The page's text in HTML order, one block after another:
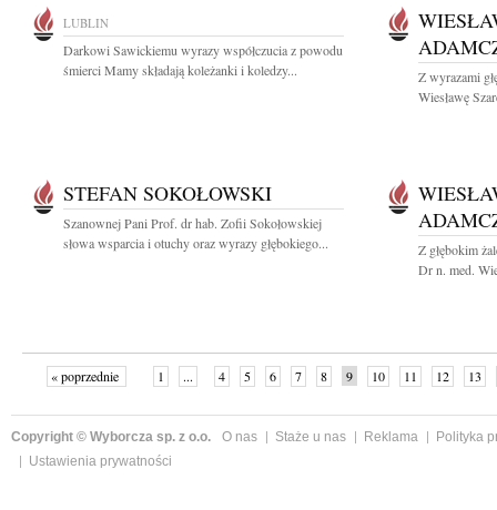
LUBLIN
Darkowi Sawickiemu wyrazy współczucia z powodu
śmierci Mamy składają koleżanki i koledzy...
Z wyrazami
Wiesławę
STEFAN SOKOŁOWSKI
Szanownej Pani Prof. dr hab. Zofii Sokołowskiej
słowa wsparcia i otuchy oraz wyrazy głębokiego...
Z głębokim
Dr n. med.
« poprzednie 1 ... 4 5 6 7 8 9 10 11 12 13
Copyright © Wyborcza sp. z o.o. O nas Staże u nas Reklama
Polityka
Ustawienia prywatności